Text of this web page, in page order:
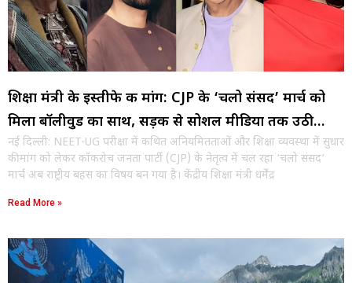
शिक्षा मंत्री के इस्तीफे की मांग: CJP के ‘चलो संसद’ मार्च को
मिला बॉलीवुड का साथ, सड़क से सोशल मीडिया तक उठी
आवाज
नई दिल्ली: NEET-UG परीक्षा में कथित अनियमितताओं और शिक्षा व्यवस्था में सुधार
की मांग को लेकर कॉकरोच जनता पार्टी (CJP) के नेतृत्व में चल रहा ‘चलो संसद’
मार्च अब राष्ट्रीय बहस का विषय बन गया है। केंद्रीय शिक्षा मंत्री धर्मेंद्र
Read More »